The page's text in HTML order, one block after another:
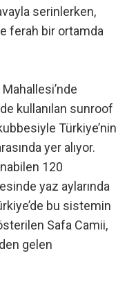
serinlerken,
ferah bir ortamda
kullanılan sunroof
Türkiye’nin
yer alıyor.
120
yaz aylarında
bu sistemin
Safa Camii,
gelen